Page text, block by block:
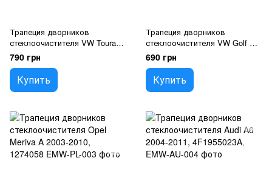
Трапеция дворников
стеклоочистителя VW Touran
2006-, Caddy 2004-,
1T1955601A
790 грн
Купить
Трапеция дворников
стеклоочистителя VW Golf V
2003-, Jetta 2005-2010,
5K1955601
690 грн
Купить